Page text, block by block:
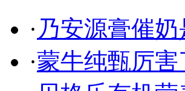
· 乃安源膏催
·蒙牛纯甄厉